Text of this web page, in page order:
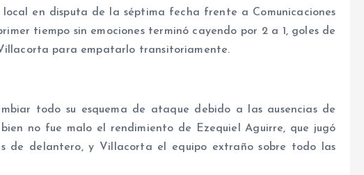
en disputa de la séptima fecha frente a Comunicaciones
tiempo sin emociones terminó cayendo por 2 a 1, goles de
para empatarlo transitoriamente.
todo su esquema de ataque debido a las ausencias de
no fue malo el rendimiento de Ezequiel Aguirre, que jugó
de delantero, y Villacorta el equipo extraño sobre todo las